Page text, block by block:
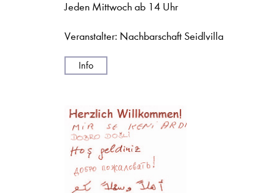
Jeden Mittwoch ab 14 Uhr
Veranstalter: Nachbarschaft Seidlvilla
Info